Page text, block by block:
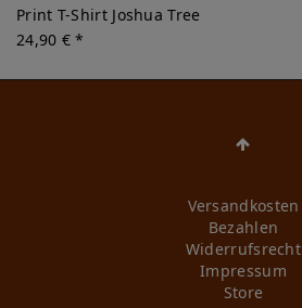
Print T-Shirt Joshua Tree
24,90 € *
Versandkosten
Bezahlen
Widerrufs­recht
Impressum
Store